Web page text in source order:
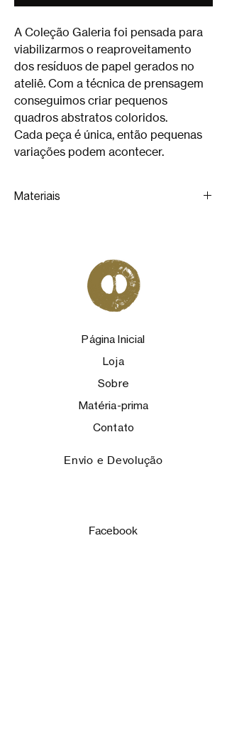
A Coleção Galeria foi pensada para
viabilizarmos o reaproveitamento
dos resíduos de papel gerados no
ateliê. Com a técnica de prensagem
conseguimos criar pequenos
quadros abstratos coloridos.
Cada peça é única, então pequenas
variações podem acontecer.
Materiais
Página Inicial
Loja
Sobre
Matéria-prima
Contato
Envio e Devolução
Facebook